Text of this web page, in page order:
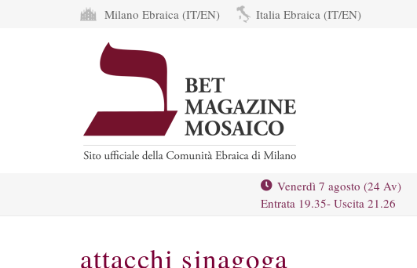
Milano Ebraica (IT/EN) Italia Ebraica (IT/EN)
Venerdì 7 agosto (24 Av)
Entrata 19.35- Uscita 21.26
attacchi sinagoga